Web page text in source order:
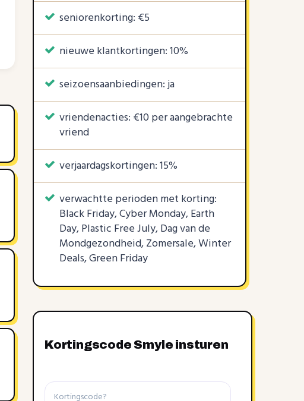
seniorenkorting: €5
nieuwe klantkortingen: 10%
seizoensaanbiedingen: ja
vriendenacties: €10 per aangebrachte
vriend
verjaardagskortingen: 15%
verwachtte perioden met korting:
Black Friday, Cyber Monday, Earth
Day, Plastic Free July, Dag van de
Mondgezondheid, Zomersale, Winter
Deals, Green Friday
Kortingscode Smyle insturen
Kortingscode